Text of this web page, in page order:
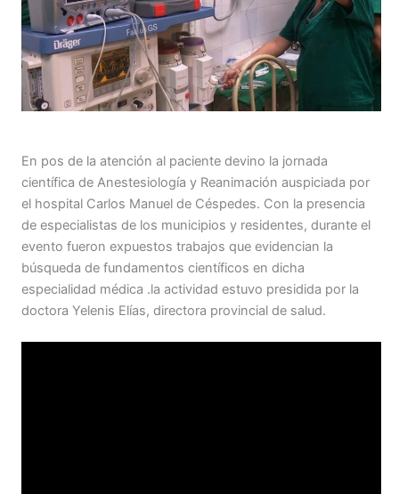
En pos de la atención al paciente devino la jornada
científica de Anestesiología y Reanimación auspiciada por
el hospital Carlos Manuel de Céspedes. Con la presencia
de especialistas de los municipios y residentes, durante el
evento fueron expuestos trabajos que evidencian la
búsqueda de fundamentos científicos en dicha
especialidad médica .la actividad estuvo presidida por la
doctora Yelenis Elías, directora provincial de salud.